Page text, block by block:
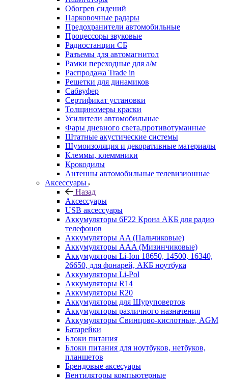
Обогрев сидений
Парковочные радары
Предохранители автомобильные
Процессоры звуковые
Радиостанции СБ
Разъемы для автомагнитол
Рамки переходные для а/м
Распродажа Trade in
Решетки для динамиков
Сабвуфер
Сертификат установки
Толщиномеры краски
Усилители автомобильные
Фары дневного света,противотуманные
Штатные акустические системы
Шумоизоляция и декоративные материалы
Клеммы, клеммники
Крокодилы
Антенны автомобильные телевизионные
Аксессуары
Назад
Аксессуары
USB аксессуары
Аккумуляторы 6F22 Крона АКБ для радио
телефонов
Аккумуляторы AA (Пальчиковые)
Аккумуляторы AAA (Мизинчиковые)
Аккумуляторы Li-Ion 18650, 14500, 16340,
26650, для фонарей, АКБ ноутбука
Аккумуляторы Li-Pol
Аккумуляторы R14
Аккумуляторы R20
Аккумуляторы для Шуруповертов
Аккумуляторы различного назначения
Аккумуляторы Свинцово-кислотные, AGM
Батарейки
Блоки питания
Блоки питания для ноутбуков, нетбуков,
планшетов
Брендовые аксесуары
Вентиляторы компьютерные